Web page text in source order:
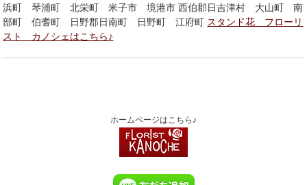
浜町 琴浦町 北栄町 米子市 境港市 西伯郡日吉津村 大山町 南
部町 伯耆町 日野郡日南町 日野町 江府町 スタンド花 フローリ
スト カノシェはこちら♪
ホームページはこちら♪